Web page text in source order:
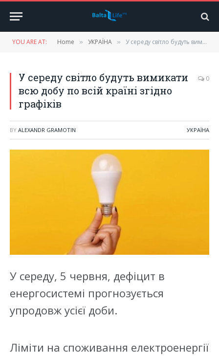
YOU ARE AT: Home » УКРАЇНА » У середу світло будуть вимикати всю добу по всій країні згідно графіків
У середу світло будуть вимикати
всю добу по всій країні згідно
графіків
0
BY ALEXANDR GRAMOTIN УКРАЇНА
У середу, 5 червня, дефіцит в
енергосистемі прогнозується
упродовж усієї доби.
Ліміти на споживання електроенергії